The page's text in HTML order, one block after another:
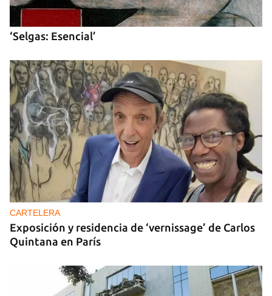
‘Selgas: Esencial’
CARTELERA
Exposición y residencia de ‘vernissage’ de Carlos
Quintana en París